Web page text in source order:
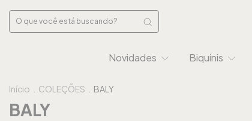
Novidades Biquínis
Início COLEÇÕES BALY
BALY